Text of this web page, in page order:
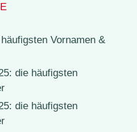
Vornamen &
die häufigsten
die häufigsten